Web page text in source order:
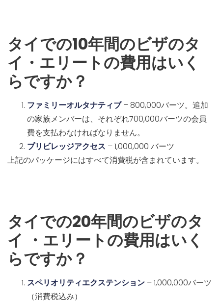
タイでの10年間のビザのタ
イ・エリートの費用はいく
らですか？
ファミリーオルタナティブ– 800,000バーツ。追加
の家族メンバーは、それぞれ700,000バーツの会員
費を支払わなければなりません。
プリビレッジアクセス – 1,000,000 バーツ
上記のパッケージにはすべて消費税が含まれています。
タイでの20年間のビザのタ
イ ・エリートの費用はいく
らですか？
スペリオリティエクステンション – 1,000,000バーツ
（消費税込み）